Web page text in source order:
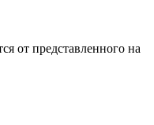
от представленного на